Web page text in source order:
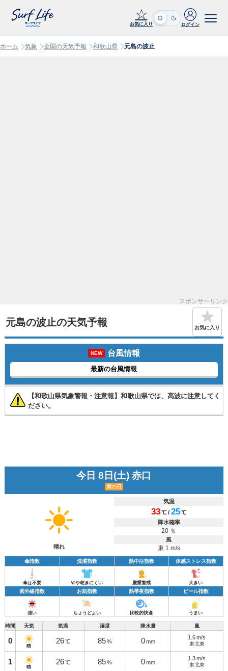
☆
お気に入り ログイン
ホーム 気象 全国の天気予報 和歌山県 元島の波止
スポンサーリンク
元島の波止の天気予報 お気に入り
NEW 台風情報
最新の台風情報
【和歌山県気象警報・注意報】和歌山県では、高波に注意してく
ださい。
今日 8日(土) 赤口
寅の日
晴れ
気温
33℃ /25℃
降水確率
20 ％
風
東 1 m/s
傘指数 洗濯指数 熱中症指数 体感ストレス指数
傘は不要 やや乾きにくい 厳重警戒 大きい
紫外線指数 お肌指数 熱帯夜指数 ビール指数
強い ちょうどよい 比較的快適 うまい
時間 天気 気温 湿度 降水量 風
0
晴
26 ℃ 85 % 0 mm
1.6 m/s
東北東
1
晴
26 ℃ 85 % 0 mm
1.3 m/s
東北東